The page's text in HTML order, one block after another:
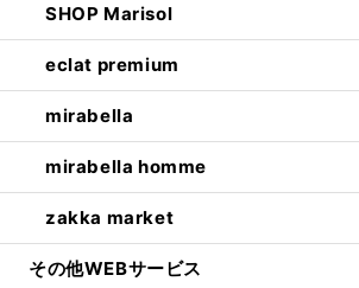
SHOP Marisol
eclat premium
mirabella
mirabella homme
zakka market
その他WEBサービス